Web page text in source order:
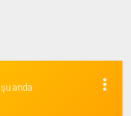
more_vert
şu anda